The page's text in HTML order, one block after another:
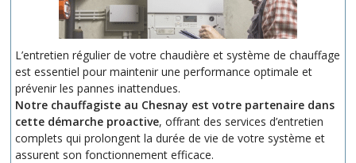
L’entretien régulier de votre chaudière et système de chauffage
est essentiel pour maintenir une performance optimale et
prévenir les pannes inattendues.
Notre chauffagiste au Chesnay est votre partenaire dans
cette démarche proactive, offrant des services d’entretien
complets qui prolongent la durée de vie de votre système et
assurent son fonctionnement efficace.